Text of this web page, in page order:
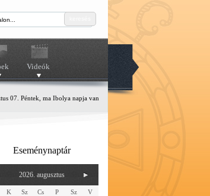
Videók
07. Péntek, ma Ibolya napja van
Eseménynaptár
2026. augusztus
K Sz Cs P Sz
V